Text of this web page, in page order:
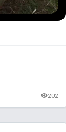
202